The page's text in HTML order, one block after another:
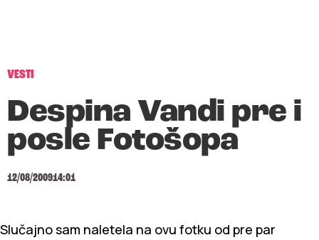
VESTI
Despina Vandi pre i
posle Fotošopa
12/08/200914:01
Slučajno sam naletela na ovu fotku od pre par